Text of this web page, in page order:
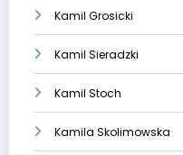
Kamil Grosicki
Kamil Sieradzki
Kamil Stoch
Kamila Skolimowska